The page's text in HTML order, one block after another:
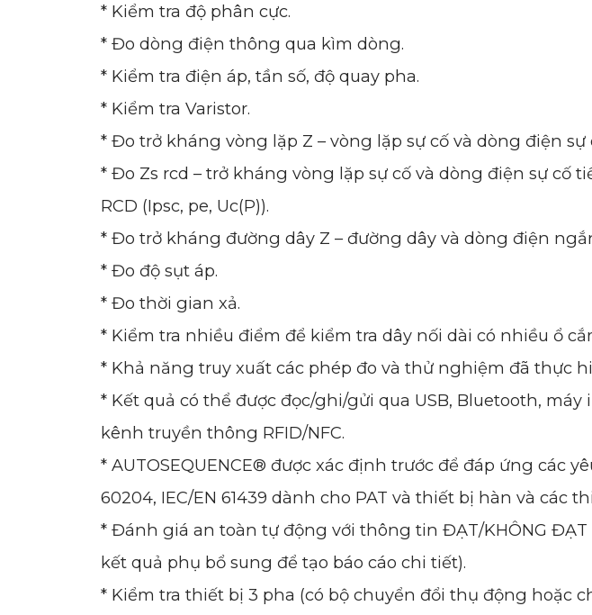
* Kiểm tra độ phân cực.
* Đo dòng điện thông qua kìm dòng.
* Kiểm tra điện áp, tần số, độ quay pha.
* Kiểm tra Varistor.
* Đo trở kháng vòng lặp Z – vòng lặp sự cố và dòng điện sự
* Đo Zs rcd – trở kháng vòng lặp sự cố và dòng điện sự cố
RCD (Ipsc, pe, Uc(P)).
* Đo trở kháng đường dây Z – đường dây và dòng điện
* Đo độ sụt áp.
* Đo thời gian xả.
* Kiểm tra nhiều điểm để kiểm tra dây nối dài có nhiều ổ
* Khả năng truy xuất các phép đo và thử nghiệm đã thực
* Kết quả có thể được đọc/ghi/gửi qua USB, Bluetooth, máy
kênh truyền thông RFID/NFC.
* AUTOSEQUENCE® được xác định trước để đáp ứng các
60204, IEC/EN 61439 dành cho PAT và thiết bị hàn và các
* Đánh giá an toàn tự động với thông tin ĐẠT/KHÔNG
kết quả phụ bổ sung để tạo báo cáo chi tiết).
* Kiểm tra thiết bị 3 pha (có bộ chuyển đổi thụ động hoặc